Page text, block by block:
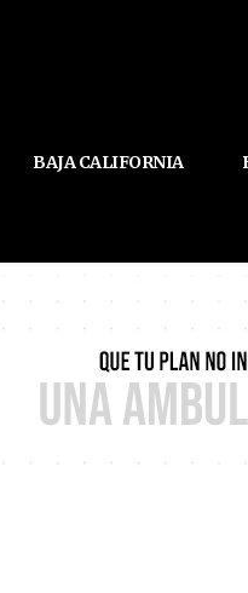
BAJA CALIFORNIA